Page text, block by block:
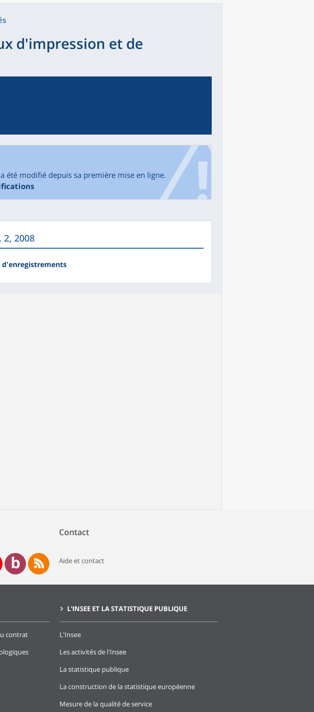
d'impression et de
été modifié depuis sa première mise en ligne.
2008
Contact
Aide et contact
contrat
L'INSEE ET LA STATISTIQUE PUBLIQUE
L'Insee
Les activités de l'Insee
La statistique publique
La construction de la statistique européenne
Mesure de la qualité de service